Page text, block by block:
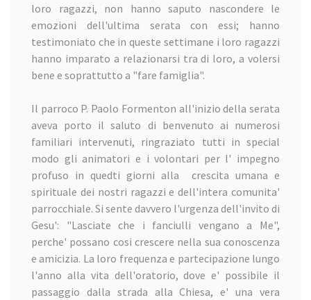
loro ragazzi, non hanno saputo nascondere le
emozioni dell'ultima serata con essi; hanno
testimoniato che in queste settimane i loro ragazzi
hanno imparato a relazionarsi tra di loro, a volersi
bene e soprattutto a "fare famiglia".
Il parroco P. Paolo Formenton all'inizio della serata
aveva porto il saluto di benvenuto ai numerosi
familiari intervenuti, ringraziato tutti in special
modo gli animatori e i volontari per l' impegno
profuso in quedti giorni alla crescita umana e
spirituale dei nostri ragazzi e dell'intera comunita'
parrocchiale. Si sente davvero l'urgenza dell'invito di
Gesu': "Lasciate che i fanciulli vengano a Me",
perche' possano cosi crescere nella sua conoscenza
e amicizia. La loro frequenza e partecipazione lungo
l'anno alla vita dell'oratorio, dove e' possibile il
passaggio dalla strada alla Chiesa, e' una vera